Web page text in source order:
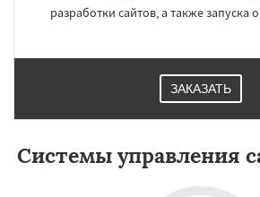
Работаем по
регионам
разработки сайтов, а также запуска
ЗАКАЗАТЬ
Системы управления